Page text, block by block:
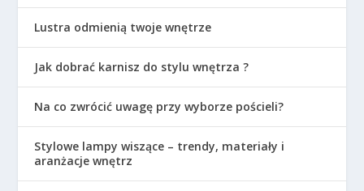
Lustra odmienią twoje wnętrze
Jak dobrać karnisz do stylu wnętrza ?
Na co zwrócić uwagę przy wyborze pościeli?
Stylowe lampy wiszące – trendy, materiały i
aranżacje wnętrz